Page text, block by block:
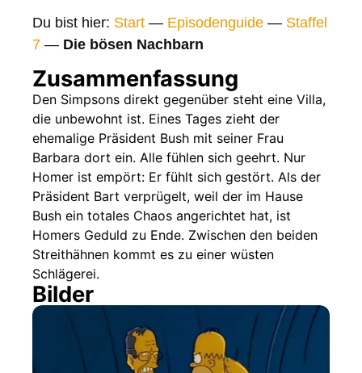
Gags
Gaststars
Fakten
Sendetermine
Nächste / Vorherige Folge
Du bist hier: Start — Episodenguide — Staffel
7 — Die bösen Nachbarn
Zusammenfassung
Den Simpsons direkt gegenüber steht eine Villa,
die unbewohnt ist. Eines Tages zieht der
ehemalige Präsident Bush mit seiner Frau
Barbara dort ein. Alle fühlen sich geehrt. Nur
Homer ist empört: Er fühlt sich gestört. Als der
Präsident Bart verprügelt, weil der im Hause
Bush ein totales Chaos angerichtet hat, ist
Homers Geduld zu Ende. Zwischen den beiden
Streithähnen kommt es zu einer wüsten
Schlägerei.
Bilder